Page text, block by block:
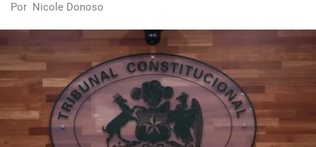
Por Nicole Donoso